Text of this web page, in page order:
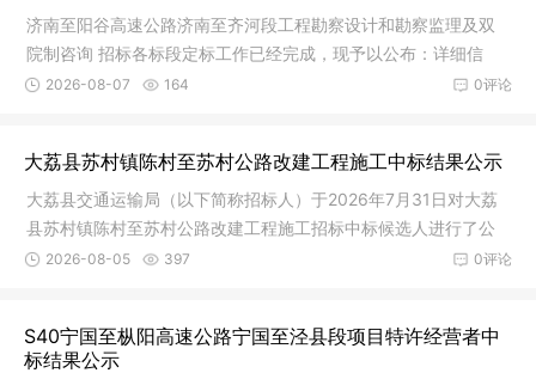
济南至阳谷高速公路济南至齐河段工程勘察设计和勘察监理及双
院制咨询 招标各标段定标工作已经完成，现予以公布：详细信
息：标段
0评论
2026-08-07 164
大荔县苏村镇陈村至苏村公路改建工程施工中标结果公示
大荔县交通运输局（以下简称招标人）于2026年7月31日对大荔
县苏村镇陈村至苏村公路改建工程施工招标中标候选人进行了公
示，现公
0评论
2026-08-05 397
S40宁国至枞阳高速公路宁国至泾县段项目特许经营者中
标结果公示